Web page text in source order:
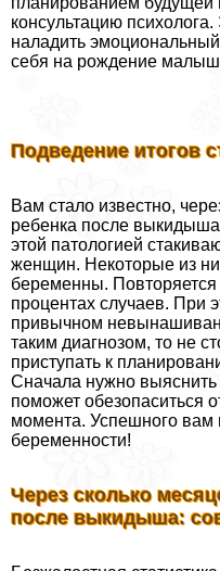
консультацию
наладить
себя на рождение
Подведение итогов
Вам стало известно,
ребенка после
этой патологией
женщин. Некоторые из
беременны.
процентах случаев. При
привычном
таким диагнозом, то не
приступать к
Сначала нужно
поможет обезопаситься
момента. Успешного вам
беременности!
Через сколько
после выкидыша: